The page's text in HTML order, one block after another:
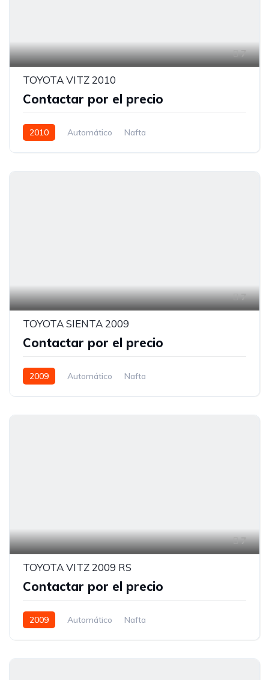
7
TOYOTA VITZ 2010
Contactar por el precio
2010 Automático Nafta
7
TOYOTA SIENTA 2009
Contactar por el precio
2009 Automático Nafta
7
TOYOTA VITZ 2009 RS
Contactar por el precio
2009 Automático Nafta